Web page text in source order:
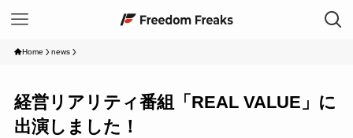
Home news
経営リアリティ番組「REAL VALUE」に
出演しました！